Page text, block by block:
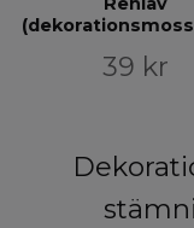
39 kr